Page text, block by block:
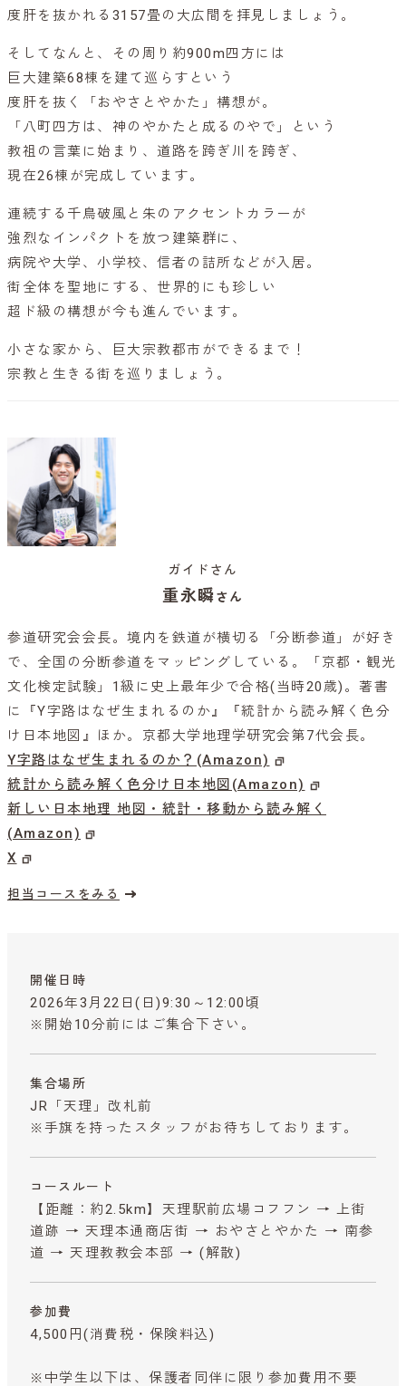
度肝を抜かれる3157畳の大広間を拝見しましょう。
そしてなんと、その周り約900m四方には
巨大建築68棟を建て巡らすという
度肝を抜く「おやさとやかた」構想が。
「八町四方は、神のやかたと成るのやで」という
教祖の言葉に始まり、道路を跨ぎ川を跨ぎ、
現在26棟が完成しています。
連続する千鳥破風と朱のアクセントカラーが
強烈なインパクトを放つ建築群に、
病院や大学、小学校、信者の詰所などが入居。
街全体を聖地にする、世界的にも珍しい
超ド級の構想が今も進んでいます。
小さな家から、巨大宗教都市ができるまで！
宗教と生きる街を巡りましょう。
ガイドさん
重永瞬さん
参道研究会会長。境内を鉄道が横切る「分断参道」が好き
で、全国の分断参道をマッピングしている。「京都・観光
文化検定試験」1級に史上最年少で合格(当時20歳)。著書
に『Y字路はなぜ生まれるのか』『統計から読み解く色分
け日本地図』ほか。京都大学地理学研究会第7代会長。
Y字路はなぜ生まれるのか？(Amazon)
統計から読み解く色分け日本地図(Amazon)
新しい日本地理 地図・統計・移動から読み解く
(Amazon)
X
担当コースをみる
開催日時
2026年3月22日(日)9:30～12:00頃
※開始10分前にはご集合下さい。
集合場所
JR「天理」改札前
※手旗を持ったスタッフがお待ちしております。
コースルート
【距離：約2.5km】天理駅前広場コフフン → 上街
道跡 → 天理本通商店街 → おやさとやかた → 南参
道 → 天理教教会本部 → (解散)
参加費
4,500円 (消費税・保険料込)
※中学生以下は、保護者同伴に限り参加費用不要